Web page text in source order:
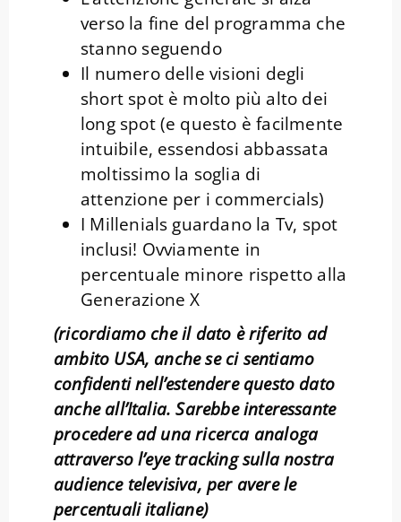
verso la fine del programma che
stanno seguendo
Il numero delle visioni degli
short spot è molto più alto dei
long spot (e questo è facilmente
intuibile, essendosi abbassata
moltissimo la soglia di
attenzione per i commercials)
I Millenials guardano la Tv, spot
inclusi! Ovviamente in
percentuale minore rispetto alla
Generazione X
(ricordiamo che il dato è riferito ad
ambito USA, anche se ci sentiamo
confidenti nell’estendere questo dato
anche all’Italia. Sarebbe interessante
procedere ad una ricerca analoga
attraverso l’eye tracking sulla nostra
audience televisiva, per avere le
percentuali italiane)